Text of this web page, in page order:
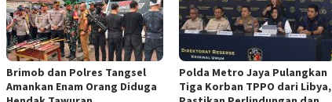
Brimob dan Polres Tangsel
Amankan Enam Orang Diduga
Polda Metro Jaya Pulangkan
Tiga Korban TPPO dari Libya,